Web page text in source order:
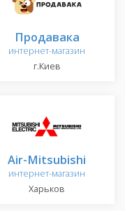
Продавака
интернет-магазин
г.Киев
Air-Mitsubishi
интернет-магазин
Харьков